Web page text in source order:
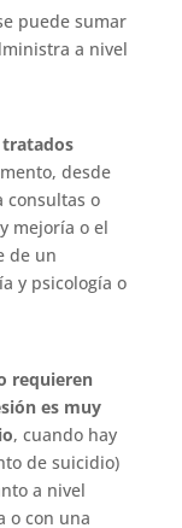
puede sumar
a nivel
tratados
desde
consultas o
mejoría o el
de un
y psicología o
requieren
es muy
, cuando hay
de suicidio)
a nivel
o con una